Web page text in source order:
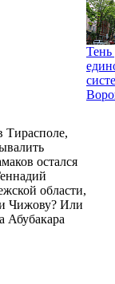
Тирасполе,
остался
области,
Чижову? Или
Абубакара